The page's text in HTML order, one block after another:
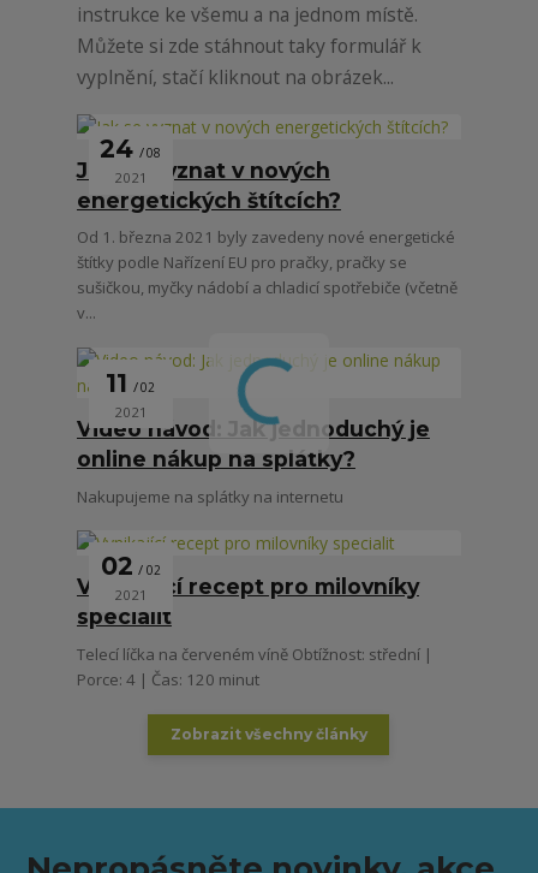
instrukce ke všemu a na jednom místě.
Můžete si zde stáhnout taky formulář k
vyplnění, stačí kliknout na obrázek...
24 08
2021
Jak se vyznat v nových
energetických štítcích?
Od 1. března 2021 byly zavedeny nové energetické
štítky podle Nařízení EU pro pračky, pračky se
sušičkou, myčky nádobí a chladicí spotřebiče (včetně
v...
11 02
2021
Video návod: Jak jednoduchý je
online nákup na splátky?
Nakupujeme na splátky na internetu
02 02
2021
Vynikající recept pro milovníky
specialit
Telecí líčka na červeném víně Obtížnost: střední |
Porce: 4 | Čas: 120 minut
Zobrazit všechny články